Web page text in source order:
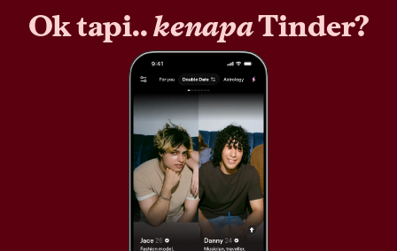
Ok tapi..kenapaTinder?